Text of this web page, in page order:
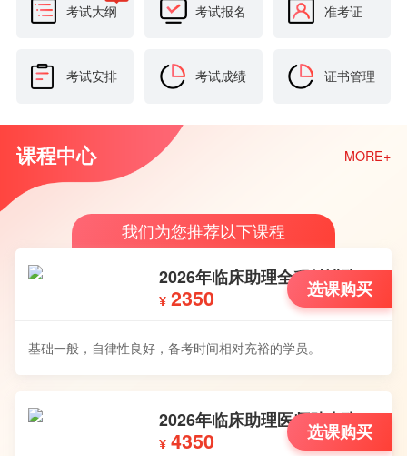
考试大纲 考试报名 准考证
考试安排 考试成绩 证书管理
课程中心 MORE+
我们为您推荐以下课程
2026年临床助理全程精讲班
¥ 2350 选课购买
基础一般，自律性良好，备考时间相对充裕的学员。
2026年临床助理医师助力班
¥ 4350 选课购买